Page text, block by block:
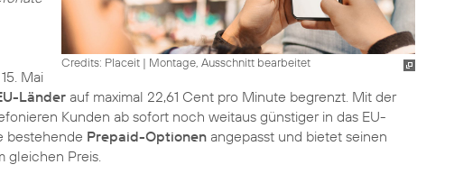
Credits: Placeit| Montage, Ausschnitt bearbeitet
Mai
Länder auf maximal 22,61 Cent pro Minute begrenzt. Mit der
Kunden ab sofort noch weitaus günstiger in das EU-
bestehende Prepaid-Optionen angepasst und bietet seinen
gleichen Preis.